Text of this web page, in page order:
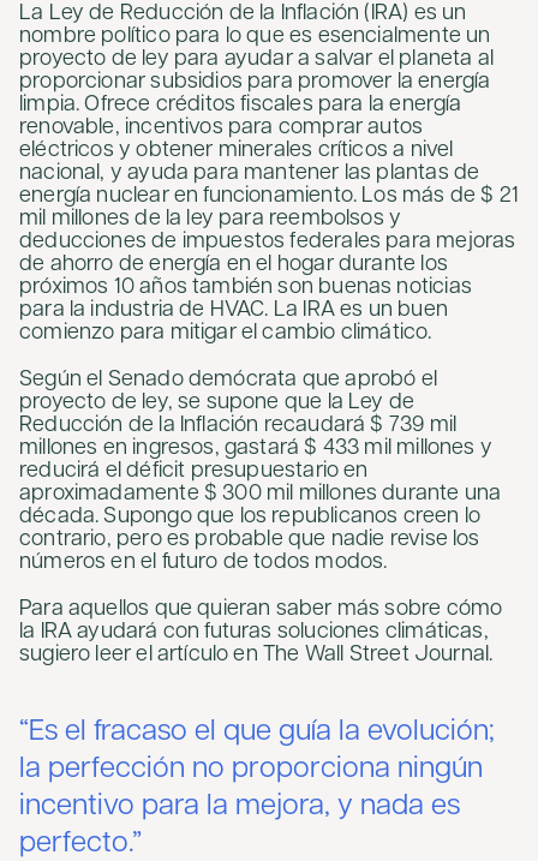
La Ley de Reducción de la Inflación (IRA) es un
nombre político para lo que es esencialmente un
proyecto de ley para ayudar a salvar el planeta al
proporcionar subsidios para promover la energía
limpia. Ofrece créditos fiscales para la energía
renovable, incentivos para comprar autos
eléctricos y obtener minerales críticos a nivel
nacional, y ayuda para mantener las plantas de
energía nuclear en funcionamiento. Los más de $ 21
mil millones de la ley para reembolsos y
deducciones de impuestos federales para mejoras
de ahorro de energía en el hogar durante los
próximos 10 años también son buenas noticias
para la industria de HVAC. La IRA es un buen
comienzo para mitigar el cambio climático.
Según el Senado demócrata que aprobó el
proyecto de ley, se supone que la Ley de
Reducción de la Inflación recaudará $ 739 mil
millones en ingresos, gastará $ 433 mil millones y
reducirá el déficit presupuestario en
aproximadamente $ 300 mil millones durante una
década. Supongo que los republicanos creen lo
contrario, pero es probable que nadie revise los
números en el futuro de todos modos.
Para aquellos que quieran saber más sobre cómo
la IRA ayudará con futuras soluciones climáticas,
sugiero leer el artículo en The Wall Street Journal.
“Es el fracaso el que guía la evolución;
la perfección no proporciona ningún
incentivo para la mejora, y nada es
perfecto.”